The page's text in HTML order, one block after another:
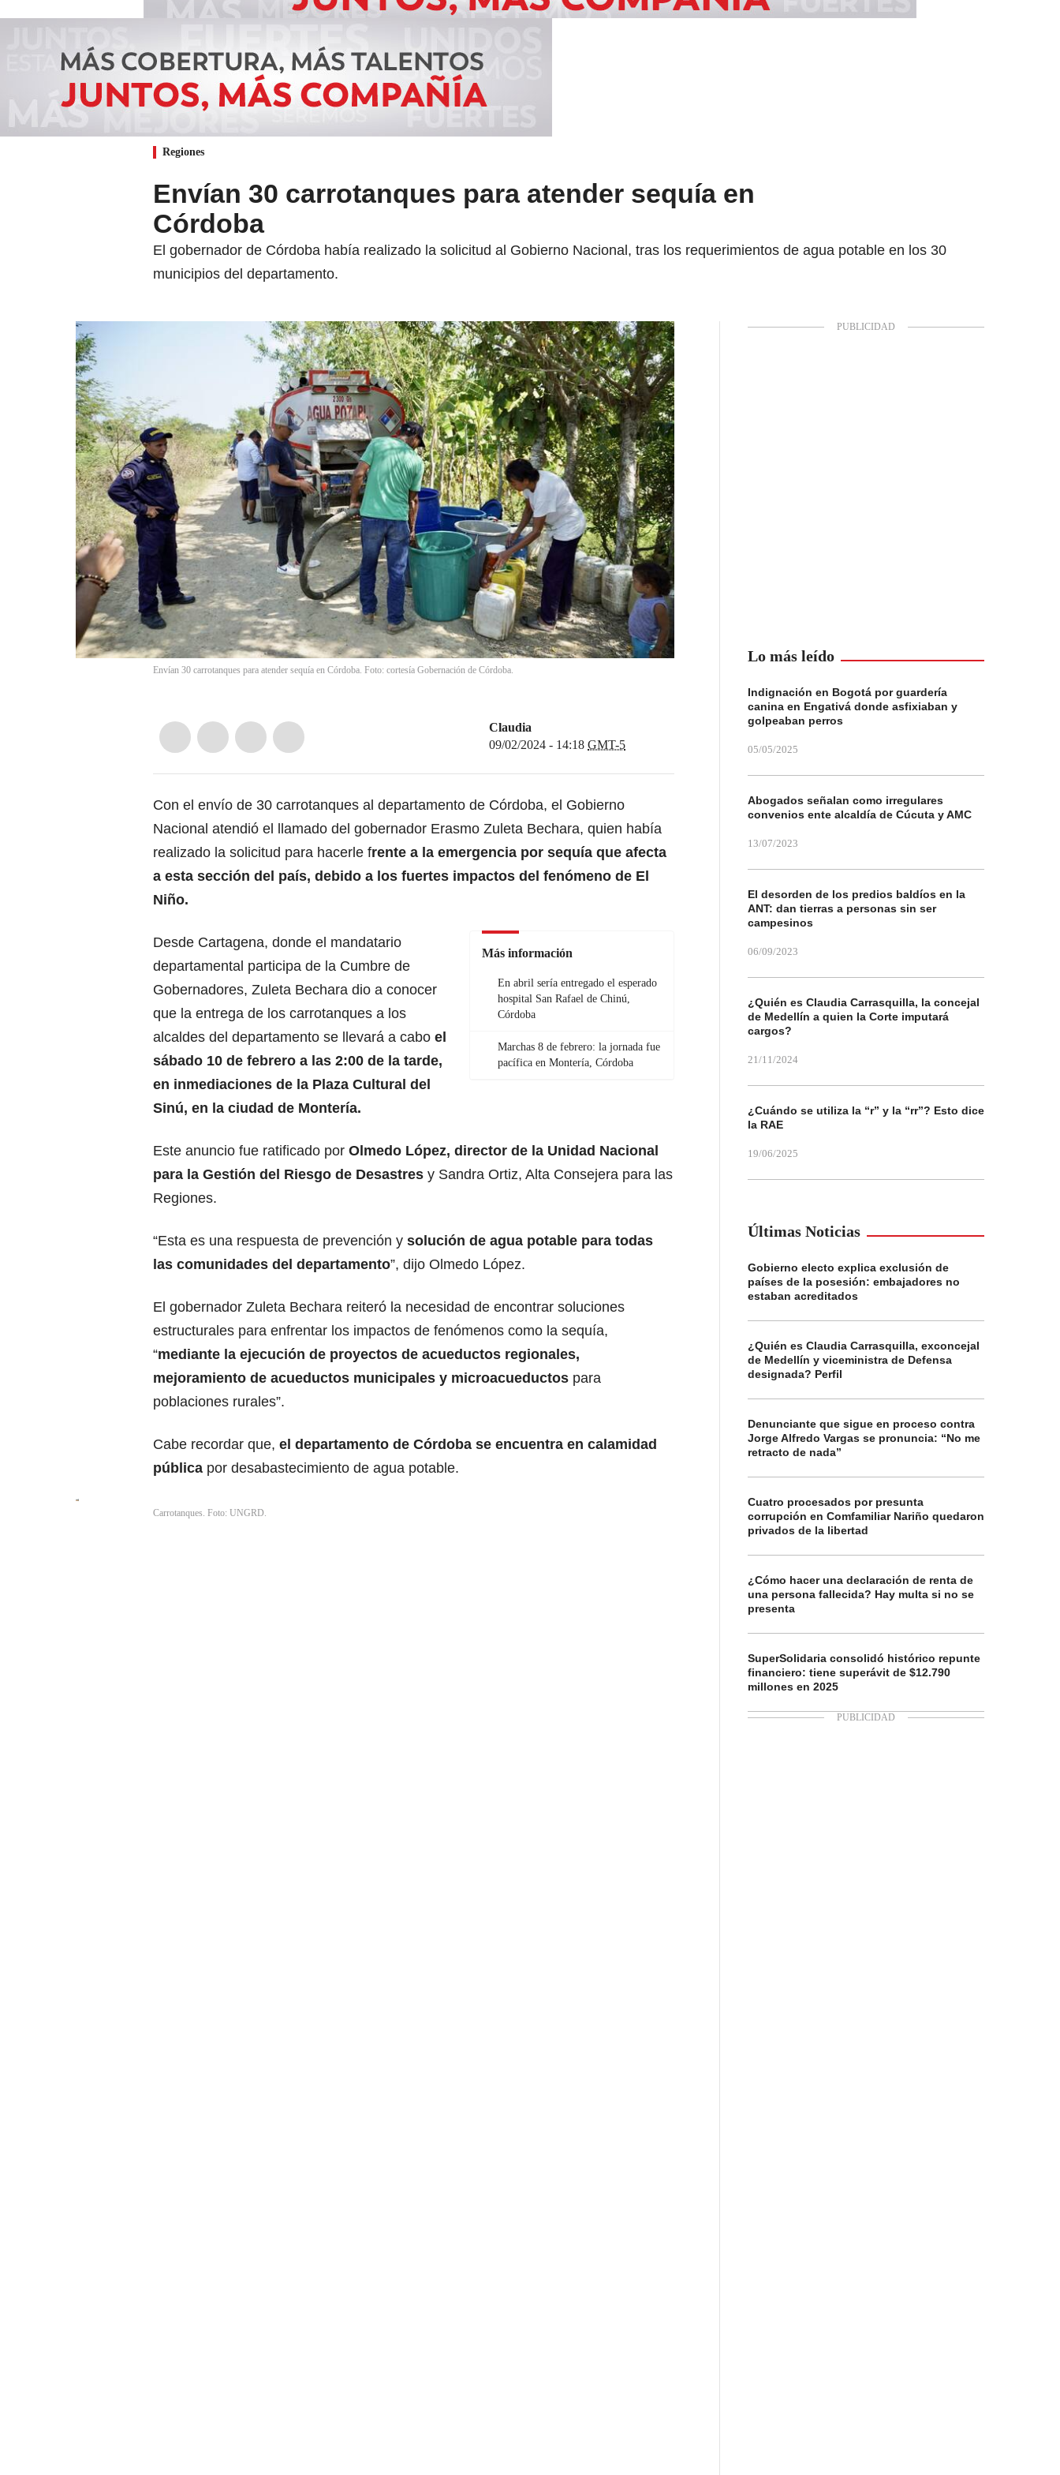
Regiones
Envían 30 carrotanques para atender sequía en
Córdoba
El gobernador de Córdoba había realizado la solicitud al Gobierno Nacional, tras los requerimientos de agua potable en los 30
municipios del departamento.
Envían 30 carrotanques para atender sequía en Córdoba. Foto: cortesía Gobernación de Córdoba.
Claudia
09/02/2024 - 14:18 GMT-5
Con el envío de 30 carrotanques al departamento de Córdoba, el Gobierno
Nacional atendió el llamado del gobernador Erasmo Zuleta Bechara, quien había
realizado la solicitud para hacerle frente a la emergencia por sequía que afecta
a esta sección del país, debido a los fuertes impactos del fenómeno de El
Niño.
Más información
En abril sería entregado el esperado
hospital San Rafael de Chinú,
Córdoba
Marchas 8 de febrero: la jornada fue
pacífica en Montería, Córdoba
Desde Cartagena, donde el mandatario
departamental participa de la Cumbre de
Gobernadores, Zuleta Bechara dio a conocer
que la entrega de los carrotanques a los
alcaldes del departamento se llevará a cabo el
sábado 10 de febrero a las 2:00 de la tarde,
en inmediaciones de la Plaza Cultural del
Sinú, en la ciudad de Montería.
Este anuncio fue ratificado por Olmedo López, director de la Unidad Nacional
para la Gestión del Riesgo de Desastres y Sandra Ortiz, Alta Consejera para las
Regiones.
“Esta es una respuesta de prevención y solución de agua potable para todas
las comunidades del departamento”, dijo Olmedo López.
El gobernador Zuleta Bechara reiteró la necesidad de encontrar soluciones
estructurales para enfrentar los impactos de fenómenos como la sequía,
“mediante la ejecución de proyectos de acueductos regionales,
mejoramiento de acueductos municipales y microacueductos para
poblaciones rurales”.
Cabe recordar que, el departamento de Córdoba se encuentra en calamidad
pública por desabastecimiento de agua potable.
Carrotanques. Foto: UNGRD.
Lo más leído
Indignación en Bogotá por guardería
canina en Engativá donde asfixiaban y
golpeaban perros
05/05/2025
Abogados señalan como irregulares
convenios ente alcaldía de Cúcuta y AMC
13/07/2023
El desorden de los predios baldíos en la
ANT: dan tierras a personas sin ser
campesinos
06/09/2023
¿Quién es Claudia Carrasquilla, la concejal
de Medellín a quien la Corte imputará
cargos?
21/11/2024
¿Cuándo se utiliza la “r” y la “rr”? Esto dice
la RAE
19/06/2025
Últimas Noticias
Gobierno electo explica exclusión de
países de la posesión: embajadores no
estaban acreditados
¿Quién es Claudia Carrasquilla, exconcejal
de Medellín y viceministra de Defensa
designada? Perfil
Denunciante que sigue en proceso contra
Jorge Alfredo Vargas se pronuncia: “No me
retracto de nada”
Cuatro procesados por presunta
corrupción en Comfamiliar Nariño quedaron
privados de la libertad
¿Cómo hacer una declaración de renta de
una persona fallecida? Hay multa si no se
presenta
SuperSolidaria consolidó histórico repunte
financiero: tiene superávit de $12.790
millones en 2025